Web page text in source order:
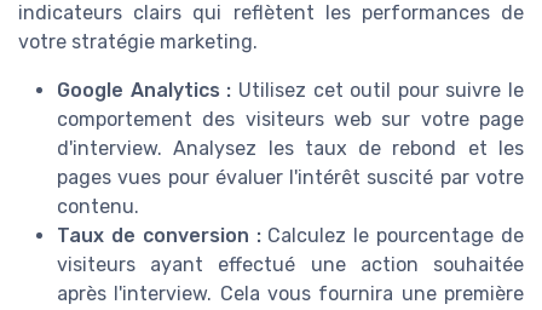
indicateurs clairs qui reflètent les performances de
votre stratégie marketing.
Google Analytics : Utilisez cet outil pour suivre le
comportement des visiteurs web sur votre page
d'interview. Analysez les taux de rebond et les
pages vues pour évaluer l'intérêt suscité par votre
contenu.
Taux de conversion :Calculez le pourcentage de
visiteurs ayant effectué une action souhaitée
après l'interview. Cela vous fournira une première